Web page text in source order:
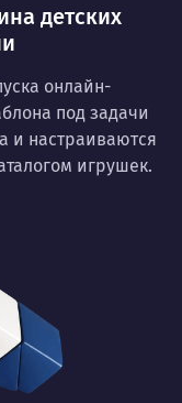
детских
онлайн-
под задачи
и настраиваются
игрушек.